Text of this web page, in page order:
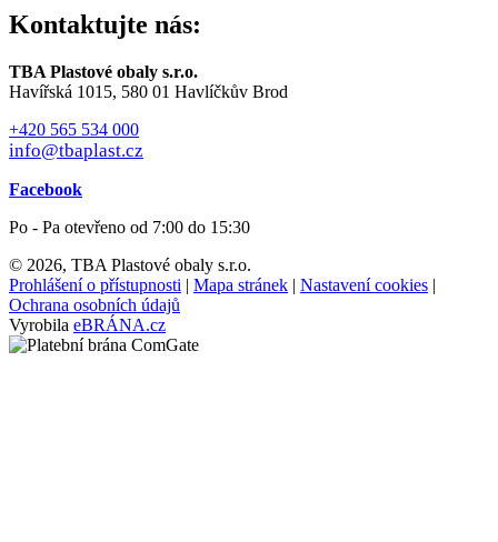
Kontaktujte nás:
TBA Plastové obaly s.r.o.
Havířská 1015, 580 01 Havlíčkův Brod
+420 565 534 000
info@tbaplast.cz
Facebook
Po - Pa otevřeno od 7:00 do 15:30
© 2026, TBA Plastové obaly s.r.o.
Prohlášení o přístupnosti | Mapa stránek | Nastavení cookies |
Ochrana osobních údajů
Vyrobila eBRÁNA.cz